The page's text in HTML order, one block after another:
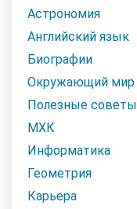
Астрономия
Английский язык
Биографии
Окружающий мир
Полезные советы
МХК
Информатика
Геометрия
Карьера